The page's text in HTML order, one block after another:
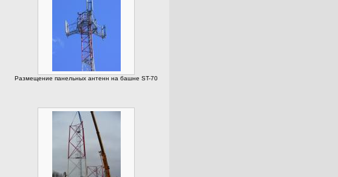
Размещение панельных антенн на башне ST-70